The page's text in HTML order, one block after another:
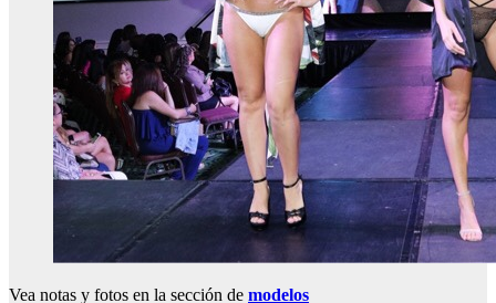
Vea notas y fotos en la sección de modelos